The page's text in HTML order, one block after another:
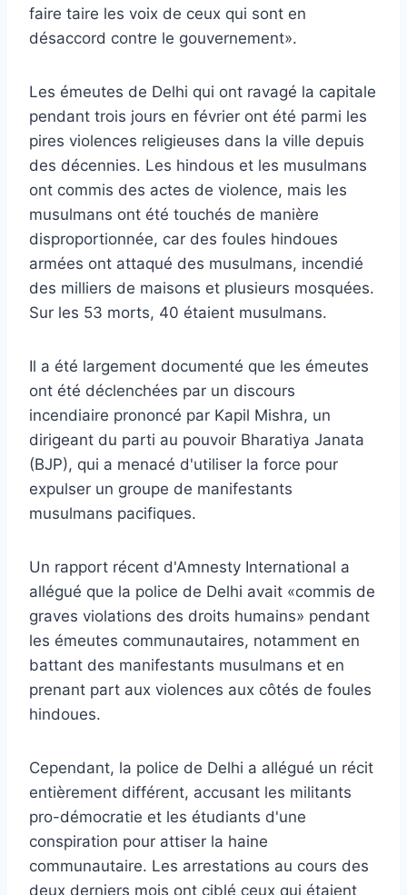
faire taire les voix de ceux qui sont en
désaccord contre le gouvernement».
Les émeutes de Delhi qui ont ravagé la capitale
pendant trois jours en février ont été parmi les
pires violences religieuses dans la ville depuis
des décennies. Les hindous et les musulmans
ont commis des actes de violence, mais les
musulmans ont été touchés de manière
disproportionnée, car des foules hindoues
armées ont attaqué des musulmans, incendié
des milliers de maisons et plusieurs mosquées.
Sur les 53 morts, 40 étaient musulmans.
Il a été largement documenté que les émeutes
ont été déclenchées par un discours
incendiaire prononcé par Kapil Mishra, un
dirigeant du parti au pouvoir Bharatiya Janata
(BJP), qui a menacé d'utiliser la force pour
expulser un groupe de manifestants
musulmans pacifiques.
Un rapport récent d'Amnesty International a
allégué que la police de Delhi avait «commis de
graves violations des droits humains» pendant
les émeutes communautaires, notamment en
battant des manifestants musulmans et en
prenant part aux violences aux côtés de foules
hindoues.
Cependant, la police de Delhi a allégué un récit
entièrement différent, accusant les militants
pro-démocratie et les étudiants d'une
conspiration pour attiser la haine
communautaire. Les arrestations au cours des
deux derniers mois ont ciblé ceux qui étaient